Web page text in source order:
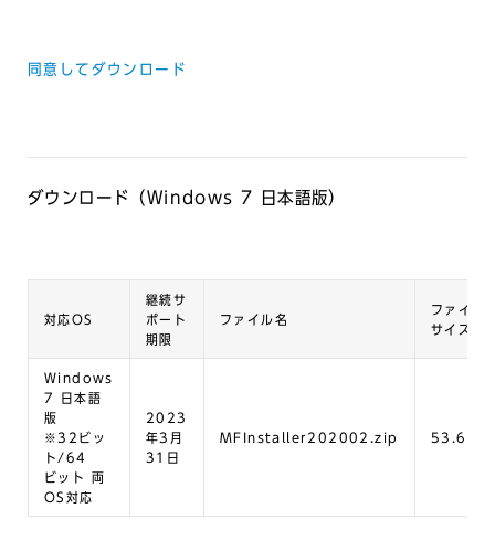
同意してダウンロード
ダウンロード（Windows 7 日本語版）
対応OS
継続サ
ポート
期限
ファイル名
ファイル
サイズ
Windows
7 日本語
版
※32ビッ
ト/64
ビット 両
OS対応
2023
年3月
31日
MFInstaller202002.zip 53.6MB